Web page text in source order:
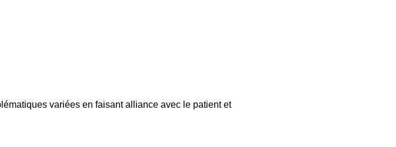
variées en faisant alliance avec le patient et